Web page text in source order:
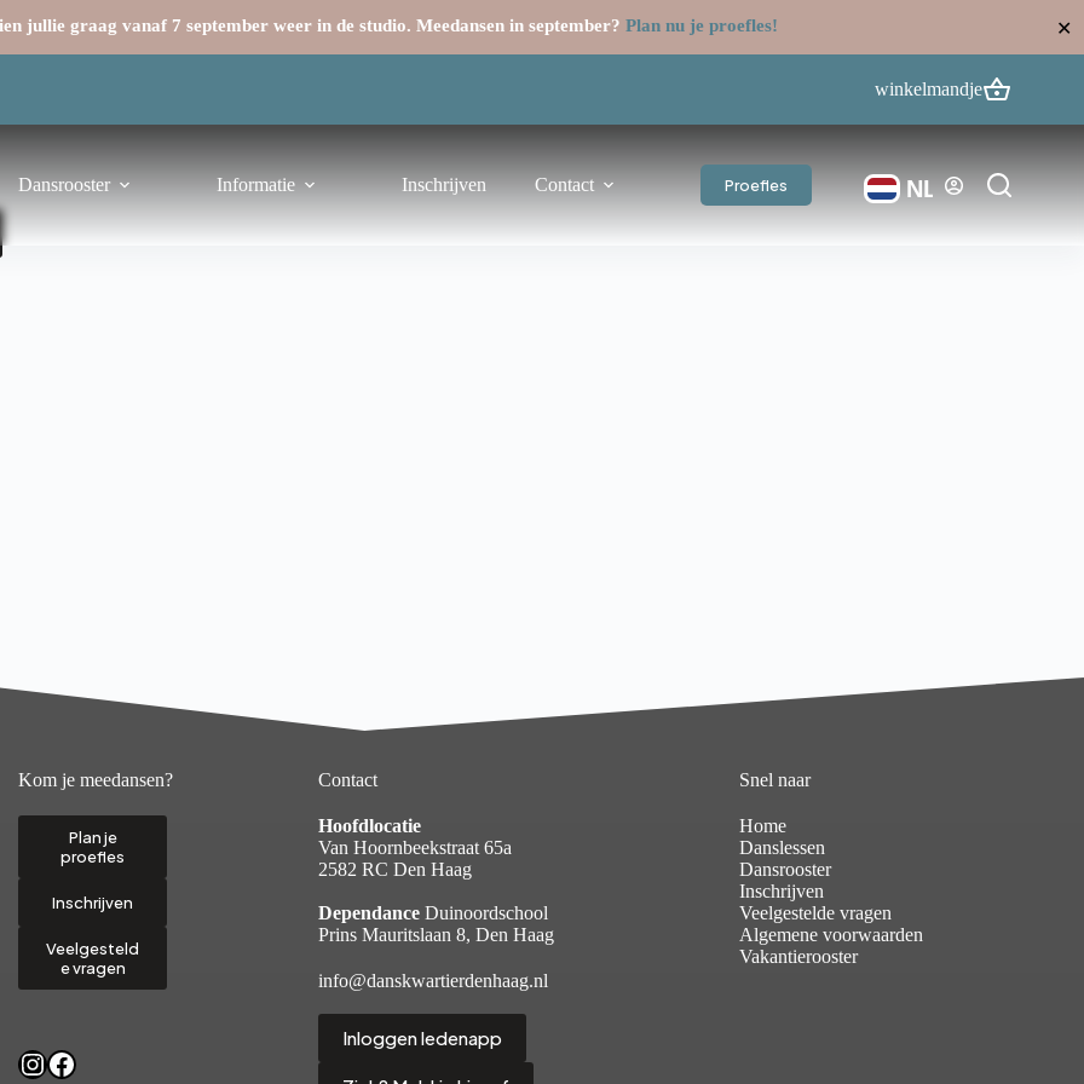
jullie graag vanaf 7 september weer in de studio. Meedansen in september? Plan nu je proefles!
✕
winkelmandje
Dansrooster Informatie Inschrijven Contact Proefles NL
Kom je meedansen?
Plan je
proefles
Inschrijven
Veelgesteld
e vragen
Instagram
Facebook
Contact
Hoofdlocatie
Van Hoornbeekstraat 65a
2582 RC Den Haag
Dependance Duinoordschool
Prins Mauritslaan 8, Den Haag
info@danskwartierdenhaag.nl
Inloggen ledenapp
Snel naar
Home
Danslessen
Dansrooster
Inschrijven
Veelgestelde vragen
Algemene voorwaarden
Vakantierooster